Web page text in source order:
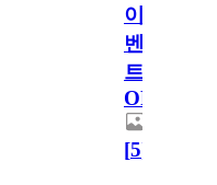
이
벤
트
OPEN!
[5]